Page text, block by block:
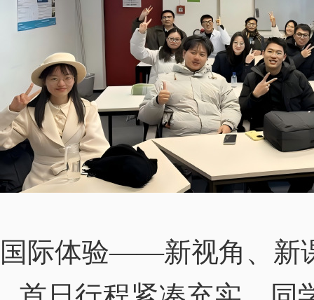
国际体验——新视角、新